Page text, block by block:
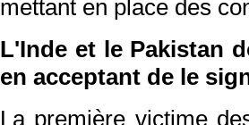
mettant en place des
L'Inde et le Pakistan
en acceptant de le
La première victime